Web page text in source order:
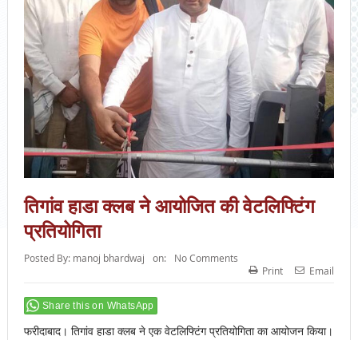
तिगांव हाडा क्लब ने आयोजित की वेटलिफ्टिंग
प्रतियोगिता
Posted By: manoj bhardwaj on:
No Comments
Print
Email
Share this on WhatsApp
फरीदाबाद। तिगांव हाडा क्लब ने एक वेटलिफ्टिंग प्रतियोगिता का आयोजन किया।